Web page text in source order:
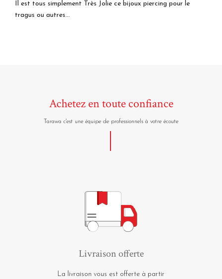
Il est tous simplement Très Jolie ce bijoux piercing pour le
tragus ou autres...
Achetez en toute confiance
Tarawa c'est une équipe de professionnels à votre écoute
Livraison offerte
La livraison vous est offerte à partir